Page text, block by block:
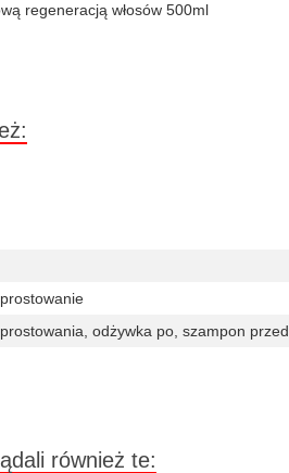
regeneracją włosów 500ml
odżywka po, szampon przed
również te: